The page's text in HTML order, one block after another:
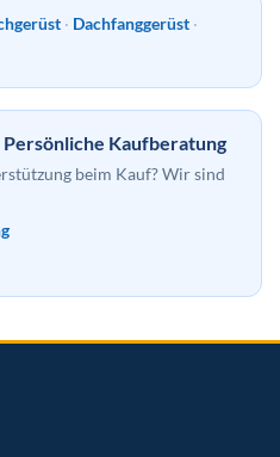
· Dachfanggerüst ·
Persönliche Kaufberatung
beim Kauf? Wir sind